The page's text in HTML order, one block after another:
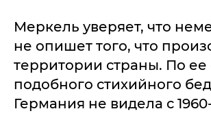
Меркель уверяет, что
не опишет того, что
территории страны. По ее
подобного стихийного
Германия не видела с